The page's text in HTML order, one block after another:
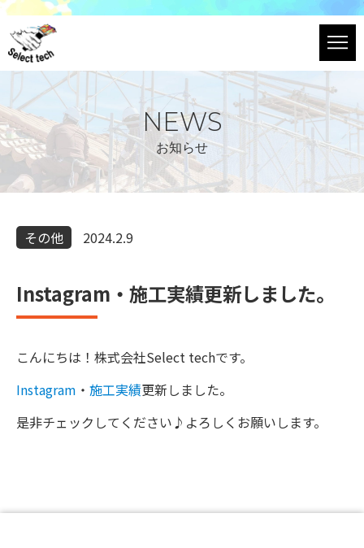
NEWS
お知らせ
その他 2024.2.9
Instagram・施工実績更新しました。
こんにちは！株式会社Select techです。
Instagram ・ 施工実績更新しました。
是非チェックしてください♪よろしくお願いします。